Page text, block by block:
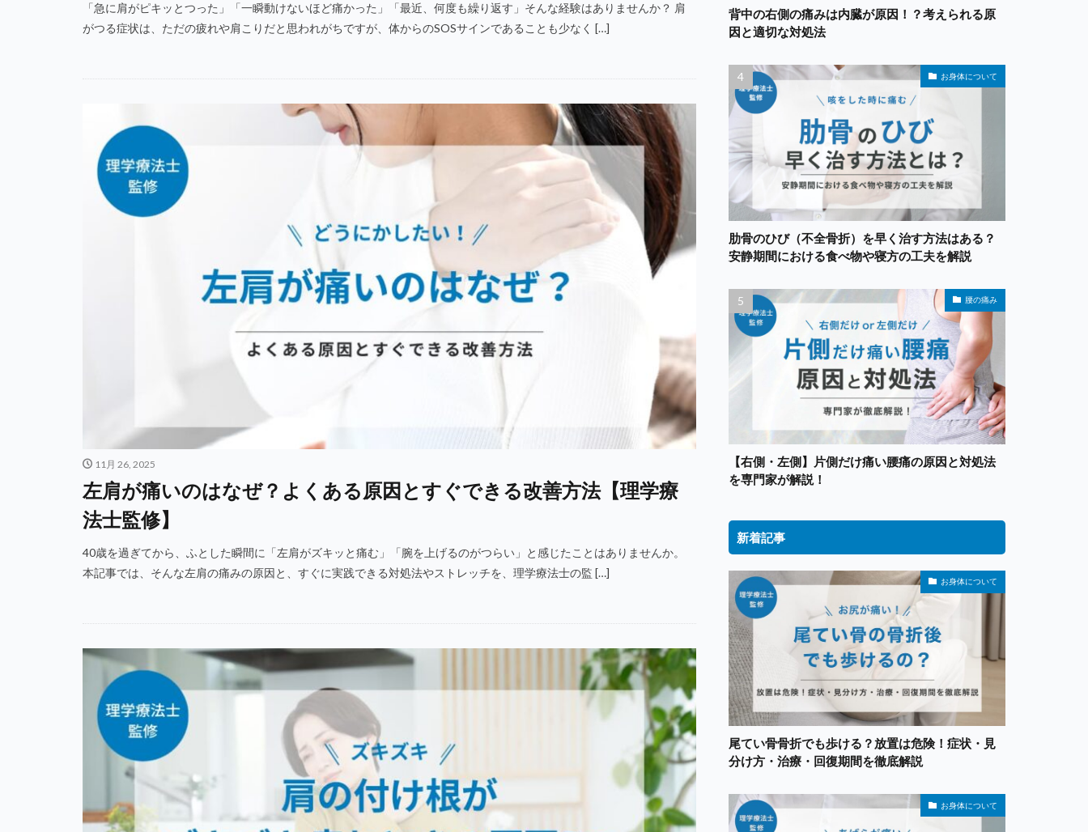
「急に肩がピキッとつった」「一瞬動けないほど痛かった」「最近、何度も繰り返す」そんな経験はありませんか？ 肩
がつる症状は、ただの疲れや肩こりだと思われがちですが、体からのSOSサインであることも少なく […]
11月 26, 2025
左肩が痛いのはなぜ？よくある原因とすぐできる改善方法【理学療
法士監修】
40歳を過ぎてから、ふとした瞬間に「左肩がズキッと痛む」「腕を上げるのがつらい」と感じたことはありませんか。
本記事では、そんな左肩の痛みの原因と、すぐに実践できる対処法やストレッチを、理学療法士の監 […]
背中の右側の痛みは内臓が原因！？考えられる原
因と適切な対処法
お身体について
肋骨のひび（不全骨折）を早く治す方法はある？
安静期間における食べ物や寝方の工夫を解説
腰の痛み
【右側・左側】片側だけ痛い腰痛の原因と対処法
を専門家が解説！
新着記事
お身体について
尾てい骨骨折でも歩ける？放置は危険！症状・見
分け方・治療・回復期間を徹底解説
お身体について